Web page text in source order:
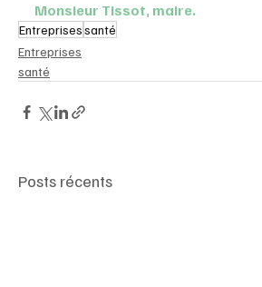
Monsieur Tissot, maire.
Entreprisessanté
Entreprises
santé
Posts récents